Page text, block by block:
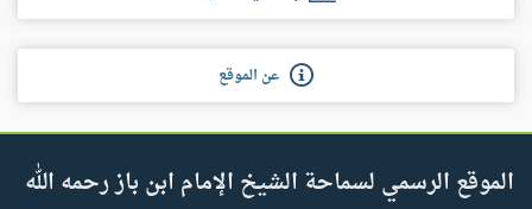
عن الموقع
الموقع الرسمي لسماحة الشيخ الإمام ابن باز رحمه الله